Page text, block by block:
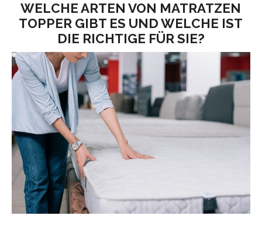
WELCHE ARTEN VON MATRATZEN
TOPPER GIBT ES UND WELCHE IST
DIE RICHTIGE FÜR SIE?